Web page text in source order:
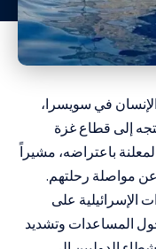
في سويسرا،
إلى قطاع غزة
باعتراضه، مشيراً
عن مواصلة رحلتهم.
الإسرائيلية على
المساعدات وتشديد